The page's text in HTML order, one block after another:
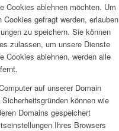
Cookies ablehnen möchten. Um
gefragt werden, erlauben
zu speichern. Sie können
zulassen, um unsere Dienste
Cookies ablehnen, werden alle
auf unserer Domain
können wie
Domains gespeichert
Ihres Browsers